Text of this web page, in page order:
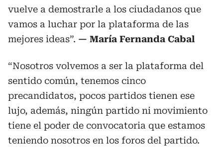
vuelve a demostrarle a los ciudadanos que
vamos a luchar por la plataforma de las
mejores ideas”. — María Fernanda Cabal
“Nosotros volvemos a ser la plataforma del
sentido común, tenemos cinco
precandidatos, pocos partidos tienen ese
lujo, además, ningún partido ni movimiento
tiene el poder de convocatoria que estamos
teniendo nosotros en los foros del partido.